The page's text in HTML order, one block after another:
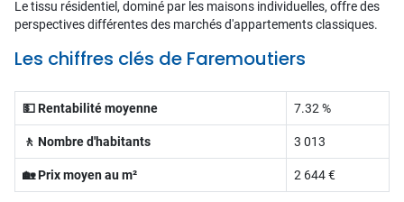
Le tissu résidentiel, dominé par les maisons individuelles, offre des
perspectives différentes des marchés d'appartements classiques.
Les chiffres clés de Faremoutiers
💵 Rentabilité moyenne 7.32 %
🚶 Nombre d'habitants 3 013
🏡 Prix moyen au m² 2 644 €